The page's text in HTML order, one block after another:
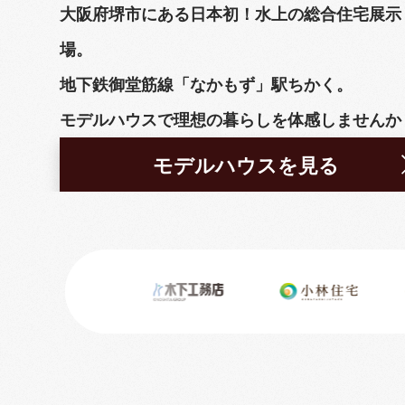
大阪府堺市にある日本初！水上の総合住宅展示
場。
地下鉄御堂筋線「なかもず」駅ちかく。
モデルハウスで理想の暮らしを体感しません
モデルハウスを見る